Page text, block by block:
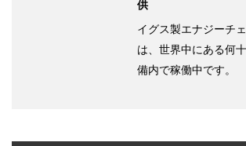
供
イグス製エナジーチ
は、世界中にある何
備内で稼働中です。